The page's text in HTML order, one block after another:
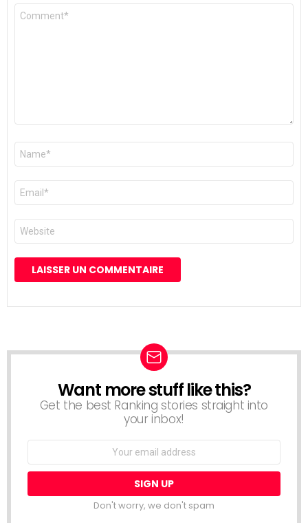
Commentaire
Nom
E-
mail
*
Site
web
NEWSLETTER
Want more stuff like this?
Get the best Ranking stories straight into
your inbox!
Email
Don't worry, we don't spam